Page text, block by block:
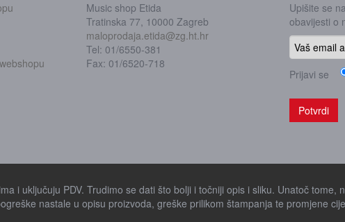
Music shop Etida
Tratinska 77, 10000 Zagreb
maloprodaja.etida@zg.ht.hr
Tel: 01/6550-381
Fax: 01/6520-718
Upišite se
obavijesti o
Prijavi se
i uključuju PDV. Trudimo se dati što bolji i točniji opis i sliku. Unatoč
nastale u opisu proizvoda, greške prilikom štampanja te promjene